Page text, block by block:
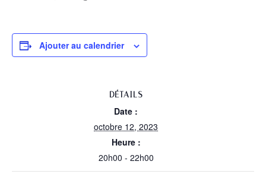
Ajouter au calendrier
DÉTAILS
Date :
octobre 12, 2023
Heure :
20h00 - 22h00